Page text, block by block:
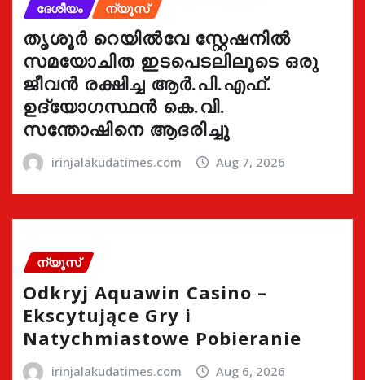
ദേശീയം
ന്യൂസ്
തൃശൂർ റെയിൽവേ സ്റ്റേഷനിൽ
സമയോചിത ഇടപെടലിലൂടെ ഒരു
ജീവൻ രക്ഷിച്ച ആർ.പി.എഫ്.
ഉദ്യോഗസ്ഥൻ കെ.വി.
സന്തോഷിനെ ആദരിച്ചു
irinjalakudatimes.com Aug 7, 2026
ന്യൂസ്
Odkryj Aquawin Casino –
Ekscytujące Gry i
Natychmiastowe Pobieranie
irinjalakudatimes.com Aug 6, 2026